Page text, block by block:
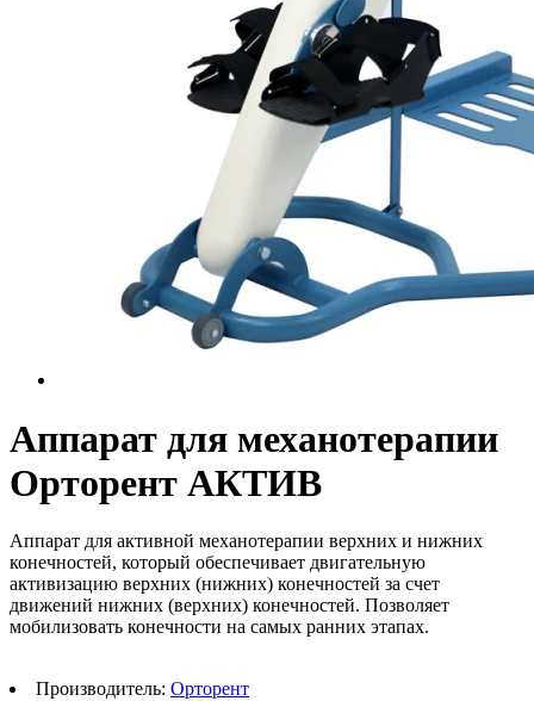
Аппарат для механотерапии
Орторент АКТИВ
Аппарат для активной механотерапии верхних и нижних
конечностей, который обеспечивает двигательную
активизацию верхних (нижних) конечностей за счет
движений нижних (верхних) конечностей. Позволяет
мобилизовать конечности на самых ранних этапах.
Производитель: Орторент